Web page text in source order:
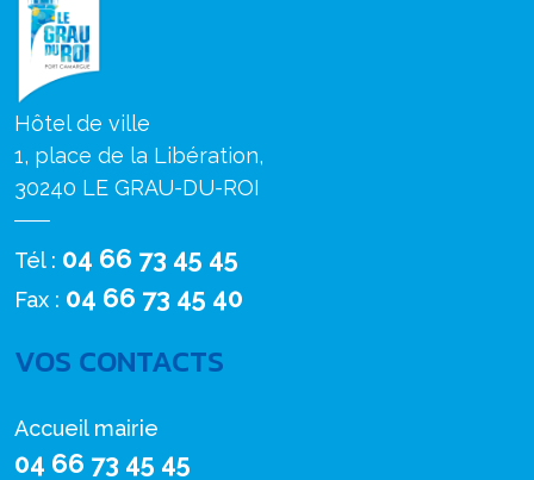
Hôtel de ville
1, place de la Libération,
30240 LE GRAU-DU-ROI
Tél : 04 66 73 45 45
Fax : 04 66 73 45 40
VOS CONTACTS
Accueil mairie
04 66 73 45 45